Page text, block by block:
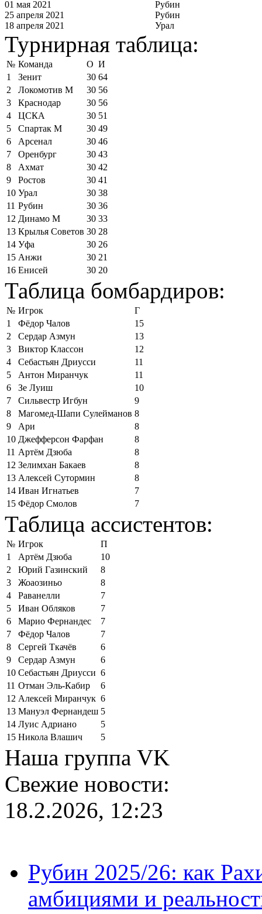
01 мая 2021
Рубин
25 апреля 2021
Рубин
18 апреля 2021
Урал
Турнирная таблица:
№ Команда О И
1
Зенит 30 64
2
Локомотив М 30 56
3
Краснодар 30 56
4
ЦСКА 30 51
5
Спартак М 30 49
6
Арсенал 30 46
7
Оренбург 30 43
8
Ахмат 30 42
9
Ростов 30 41
10 Урал 30 38
11 Рубин 30 36
12 Динамо М 30 33
13 Крылья Советов 30 28
14 Уфа 30 26
15 Анжи 30 21
16 Енисей 30 20
Таблица бомбардиров:
№ Игрок
Г
1
Фёдор Чалов
15
2
Сердар Азмун
13
3
Виктор Классон
12
4
Себастьян Дриусси
11
5
Антон Миранчук
11
6
Зе Луиш
10
7
Сильвестр Игбун
9
8
Магомед-Шапи Сулейманов 8
9
Ари
8
10 Джефферсон Фарфан
8
11 Артём Дзюба
8
12 Зелимхан Бакаев
8
13 Алексей Сутормин
8
14 Иван Игнатьев
7
15 Фёдор Смолов 7
Таблица ассистентов:
№ Игрок
П
1
Артём Дзюба
10
2
Юрий Газинский
8
3
Жоаозиньо
8
4
Раванелли
7
5
Иван Обляков
7
6
Марио Фернандес
7
7
Фёдор Чалов
7
8
Сергей Ткачёв
6
9
Сердар Азмун
6
10 Себастьян Дриусси 6
11 Отман Эль-Кабир
6
12 Алексей Миранчук 6
13 Мануэл Фернандеш 5
14 Луис Адриано
5
15 Никола Влашич 5
Наша группа VK
Свежие новости:
18.2.2026, 12:23
Рубин 2025/26: как
амбициями и